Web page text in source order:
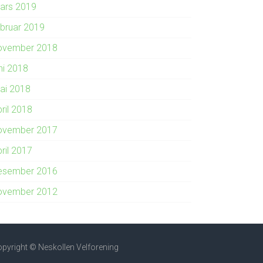
2019
2019
2018
2018
2018
2018
2017
2017
2016
2012
© Neskollen Velforening